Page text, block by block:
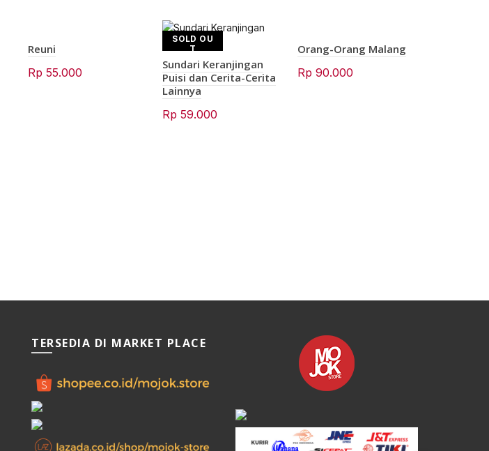
Reuni
Rp 55.000
SOLD OU
T
Sundari Keranjingan
Puisi dan Cerita-Cerita
Lainnya
Rp 59.000
Orang-Orang Malang
Rp 90.000
TERSEDIA DI MARKET PLACE